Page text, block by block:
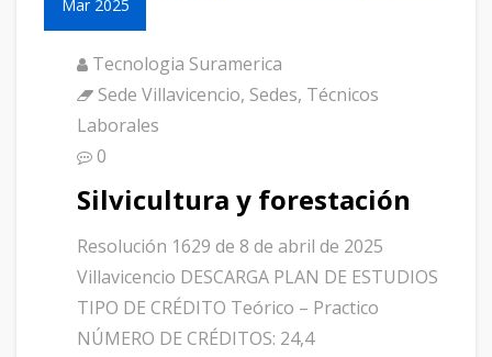
Mar 2025
Tecnologia Suramerica
Sede Villavicencio, Sedes, Técnicos
Laborales
0
Silvicultura y forestación
Resolución 1629 de 8 de abril de 2025
Villavicencio DESCARGA PLAN DE ESTUDIOS
TIPO DE CRÉDITO Teórico – Practico
NÚMERO DE CRÉDITOS: 24,4